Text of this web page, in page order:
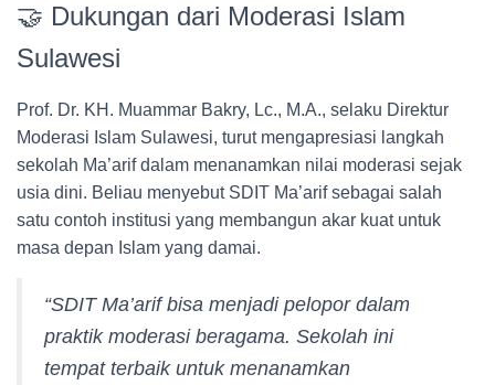
🤝 Dukungan dari Moderasi Islam
Sulawesi
Prof. Dr. KH. Muammar Bakry, Lc., M.A., selaku Direktur
Moderasi Islam Sulawesi, turut mengapresiasi langkah
sekolah Ma’arif dalam menanamkan nilai moderasi sejak
usia dini. Beliau menyebut SDIT Ma’arif sebagai salah
satu contoh institusi yang membangun akar kuat untuk
masa depan Islam yang damai.
“SDIT Ma’arif bisa menjadi pelopor dalam
praktik moderasi beragama. Sekolah ini
tempat terbaik untuk menanamkan